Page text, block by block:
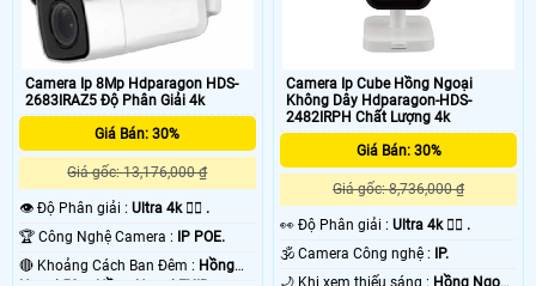
Camera Ip 8Mp Hdparagon HDS-
2683IRAZ5 Độ Phân Giải 4k
Giá Bán: 30%
Giá gốc: 13,176,000 ₫
👁 Độ Phân giải : Ultra 4k 👍🏾 .
🏆 Công Nghệ Camera : IP POE.
🔴 Khoảng Cách Ban Đêm : Hồng
Camera Ip Cube Hồng Ngoại
Không Dây Hdparagon-HDS-
2482IRPH Chất Lượng 4k
Giá Bán: 30%
Giá gốc: 8,736,000 ₫
️👀 Độ Phân giải :Ultra 4k 👍🏾 .
🕉️ Camera Công nghệ : IP.
🌙 Khi xem thiếu sáng : Hồng Ngoại